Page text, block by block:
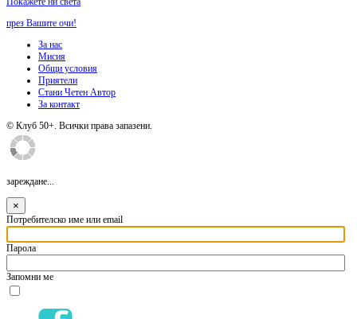
през Вашите очи!
За нас
Мисия
Общи условия
Приятели
Стани Четен Автор
За контакт
© Клуб 50+. Всички права запазени.
зареждане...
×
Потребителско име или email
Парола
Запомни ме